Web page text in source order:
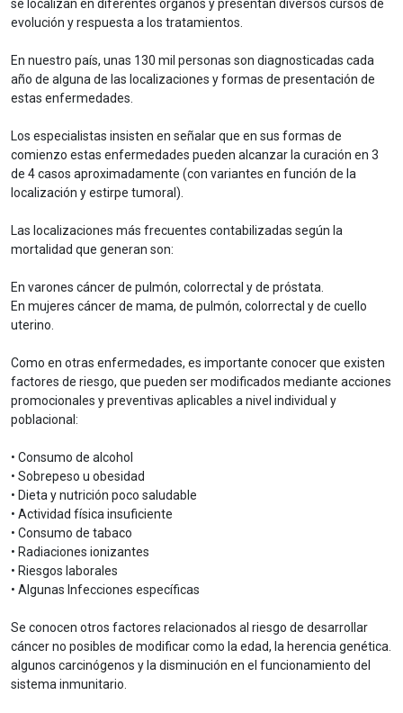
se localizan en diferentes órganos y presentan diversos cursos de
evolución y respuesta a los tratamientos.
En nuestro país, unas 130 mil personas son diagnosticadas cada
año de alguna de las localizaciones y formas de presentación de
estas enfermedades.
Los especialistas insisten en señalar que en sus formas de
comienzo estas enfermedades pueden alcanzar la curación en 3
de 4 casos aproximadamente (con variantes en función de la
localización y estirpe tumoral).
Las localizaciones más frecuentes contabilizadas según la
mortalidad que generan son:
En varones cáncer de pulmón, colorrectal y de próstata.
En mujeres cáncer de mama, de pulmón, colorrectal y de cuello
uterino.
Como en otras enfermedades, es importante conocer que existen
factores de riesgo, que pueden ser modificados mediante acciones
promocionales y preventivas aplicables a nivel individual y
poblacional:
• Consumo de alcohol
• Sobrepeso u obesidad
• Dieta y nutrición poco saludable
• Actividad física insuficiente
• Consumo de tabaco
• Radiaciones ionizantes
• Riesgos laborales
• Algunas Infecciones específicas
Se conocen otros factores relacionados al riesgo de desarrollar
cáncer no posibles de modificar como la edad, la herencia genética.
algunos carcinógenos y la disminución en el funcionamiento del
sistema inmunitario.